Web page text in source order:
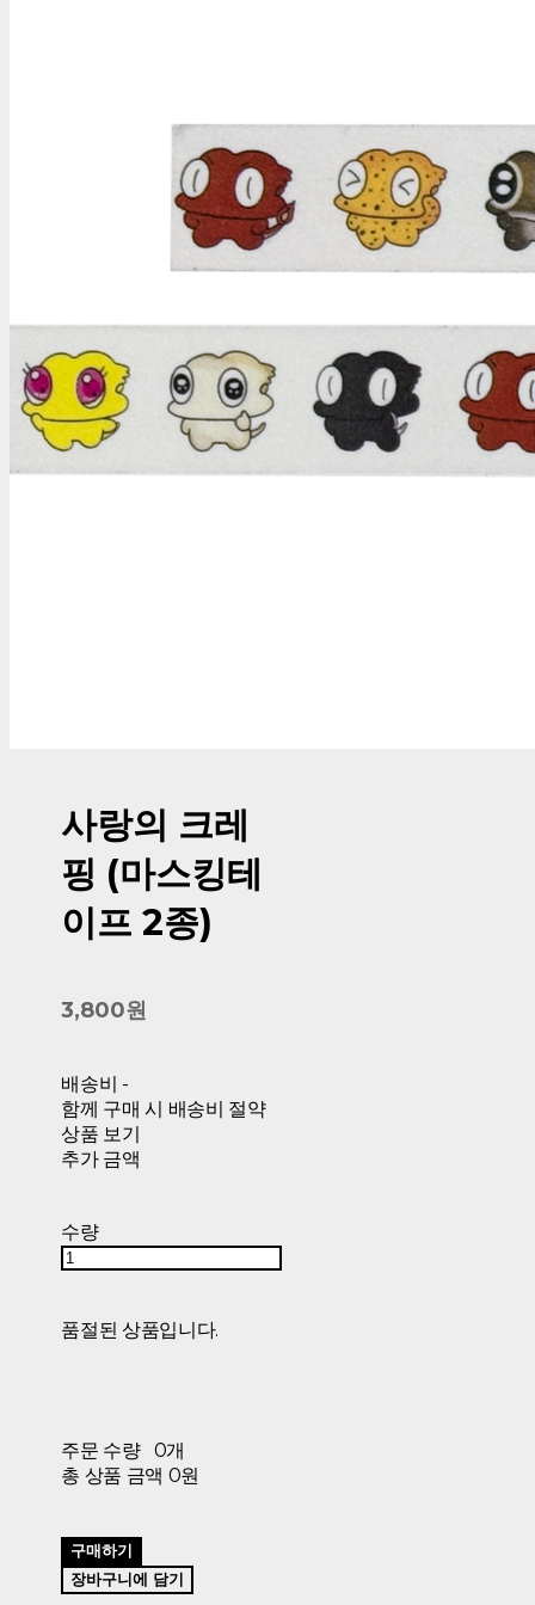
사랑의 크레
핑 (마스킹테
이프 2종)
3,800원
배송비 -
함께 구매 시 배송비 절약
상품 보기
추가 금액
수량
품절된 상품입니다.
주문 수량
0개
총 상품 금액 0원
구매하기
장바구니에 담기